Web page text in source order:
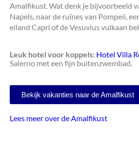
Amalfikust. Wat denk je bijvoorbeeld
Napels, naar de ruïnes van Pompeii,
eiland Capri of de Vesuvius vulkaan
Leuk hotel voor koppels: Hotel Villa
Salerno met een fijn buitenzwembad
Bekijk vakanties naar de Amalfikust
Lees meer over de Amalfikust